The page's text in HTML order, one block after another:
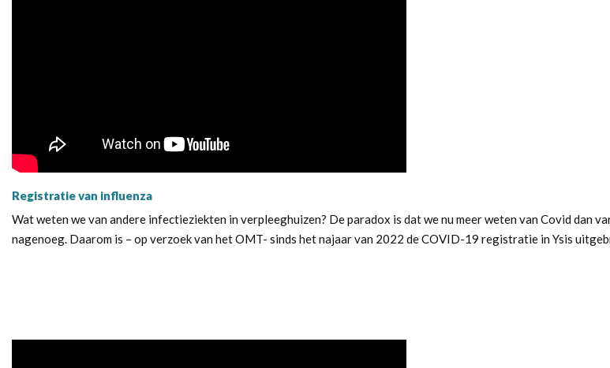
Registratie van influenza
Wat weten we van andere infectieziekten in verpleeghuizen? De paradox is dat we nu meer weten van Covid dan
nagenoeg. Daarom is – op verzoek van het OMT- sinds het najaar van 2022 de COVID-19 registratie in Ysis